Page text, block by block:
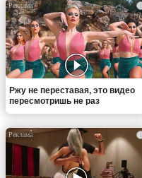
i
Ржу не переставая, это видео
пересмотришь не раз
i